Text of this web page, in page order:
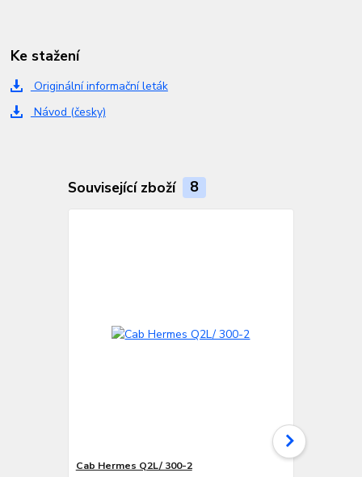
Ke stažení
Originální informační leták
Návod (česky)
Související zboží 8
Cab Hermes Q2L/ 300-2